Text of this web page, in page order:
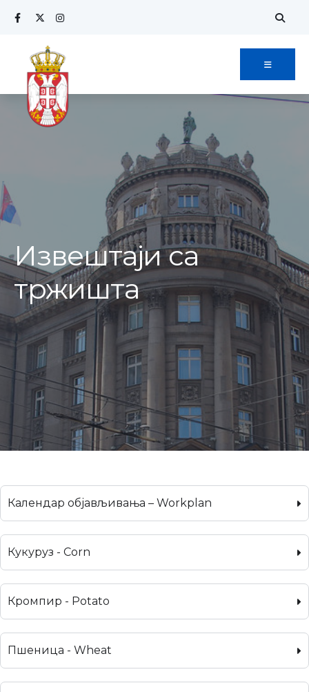
Извештаји са
тржишта
Календар објављивања – Workplan
Кукуруз - Corn
Кромпир - Potato
Пшеница - Wheat